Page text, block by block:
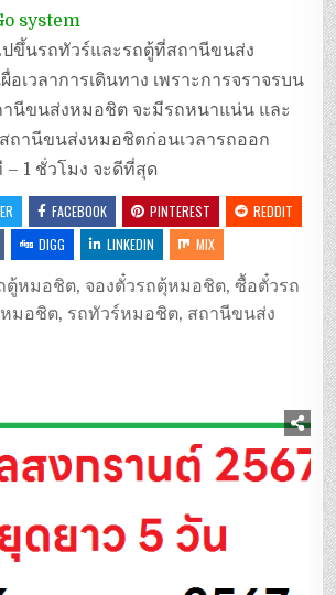
system
ปขึ้นรถทัวร์และรถตู้ที่สถานีขนส่ง
เวลาการเดินทาง เพราะการจราจรบน
นีขนส่งหมอชิต จะมีรถหนาแน่น และ
ถานีขนส่งหมอชิตก่อนเวลารถออก
1 ชั่วโมง จะดีที่สุด
FACEBOOK PINTEREST
REDDIT
DIGG LINKEDIN MIX
ตู้หมอชิต, จองตั๋วรถตุ้หมอชิต,ซื้อตั๋วรถ
มอชิต, รถทัวร์หมอชิต, สถานีขนส่ง